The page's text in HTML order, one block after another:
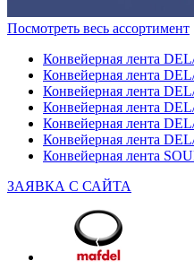
Посмотреть весь ассортимент
Конвейерная лента
Конвейерная лента
Конвейерная лента
Конвейерная лента
Конвейерная лента
Конвейерная лента
Конвейерная лента
ЗАЯВКА С САЙТА